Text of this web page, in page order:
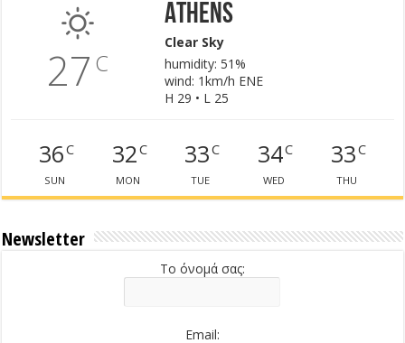
27 C
Athens
Clear Sky
humidity: 51%
wind: 1km/h ENE
H 29 • L 25
36C
SUN
32C
MON
33C
TUE
34C
WED
33C
THU
Newsletter
Το όνομά σας:
Email: